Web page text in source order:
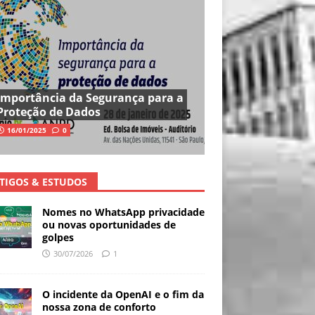
da Segurança para a
de Dados
16/01/2025 0
& ESTUDOS
Nomes no WhatsApp privacidade
ou novas oportunidades de
golpes
30/07/2026 1
O incidente da OpenAI e o fim da
nossa zona de conforto